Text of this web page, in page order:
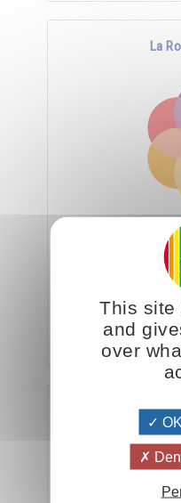
La
« La rosace est
monde. Cette
qu'en la regardant
This site
and
over